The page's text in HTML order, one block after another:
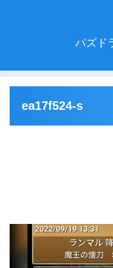
パズド
ea17f524-s